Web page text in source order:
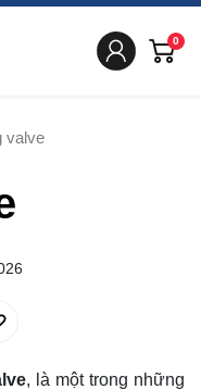
0
valve
, là một trong những